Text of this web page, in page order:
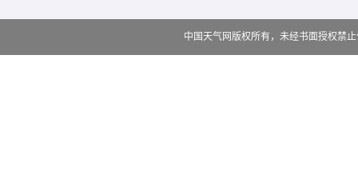
中国天气网版权所有，未经书面授权